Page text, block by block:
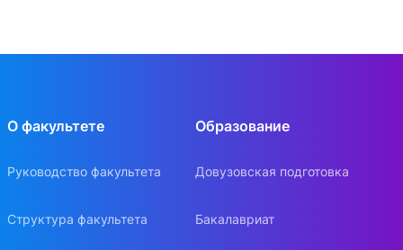
О факультете
Руководство факультета
Структура факультета
Образование
Довузовская подготовка
Бакалавриат